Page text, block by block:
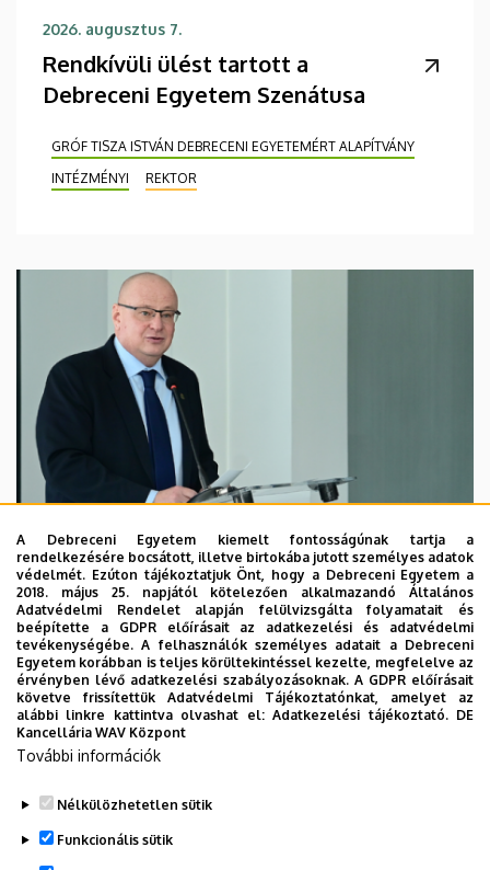
2026. augusztus 7.
Rendkívüli ülést tartott a
Debreceni Egyetem Szenátusa
GRÓF TISZA ISTVÁN DEBRECENI EGYETEMÉRT ALAPÍTVÁNY
INTÉZMÉNYI
REKTOR
2026. augusztus 7.
Kossa György búcsúzó beszéde
GRÓF TISZA ISTVÁN DEBRECENI EGYETEMÉRT ALAPÍTVÁNY
INTÉZMÉNYI
A Debreceni Egyetem kiemelt fontosságúnak tartja a
rendelkezésére bocsátott, illetve birtokába jutott személyes adatok
védelmét. Ezúton tájékoztatjuk Önt, hogy a Debreceni Egyetem a
2018. május 25. napjától kötelezően alkalmazandó Általános
Adatvédelmi Rendelet alapján felülvizsgálta folyamatait és
beépítette a GDPR előírásait az adatkezelési és adatvédelmi
tevékenységébe. A felhasználók személyes adatait a Debreceni
Egyetem korábban is teljes körültekintéssel kezelte, megfelelve az
érvényben lévő adatkezelési szabályozásoknak. A GDPR előírásait
követve frissítettük Adatvédelmi Tájékoztatónkat, amelyet az
alábbi linkre kattintva olvashat el:Adatkezelési tájékoztató. DE
Kancellária WAV Központ
További információk
Nélkülözhetetlen sütik
Funkcionális sütik